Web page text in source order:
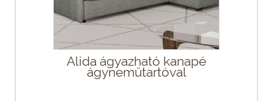
Alida ágyazható kanapé
ágyneműtartóval